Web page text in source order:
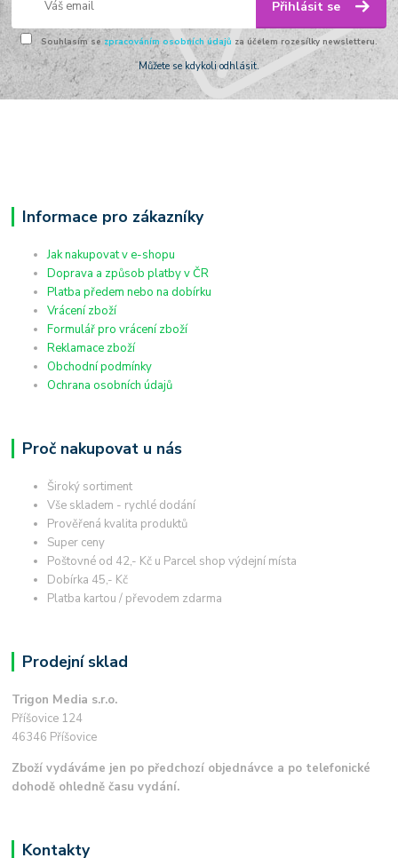
Přihlásit se
Souhlasím se zpracováním osobních údajů za účelem rozesílky newsletteru.
Můžete se kdykoli odhlásit.
Informace pro zákazníky
Jak nakupovat v e-shopu
Doprava a způsob platby v ČR
Platba předem nebo na dobírku
Vrácení zboží
Formulář pro vrácení zboží
Reklamace zboží
Obchodní podmínky
Ochrana osobních údajů
Proč nakupovat u nás
Široký sortiment
Vše skladem - rychlé dodání
Prověřená kvalita produktů
Super ceny
Poštovné od 42,- Kč u Parcel shop výdejní místa
Dobírka 45,- Kč
Platba kartou / převodem zdarma
Prodejní sklad
Trigon Media s.r.o.
Příšovice 124
46346 Příšovice
Zboží vydáváme jen po předchozí objednávce a po telefonické
dohodě ohledně času vydání.
Kontakty